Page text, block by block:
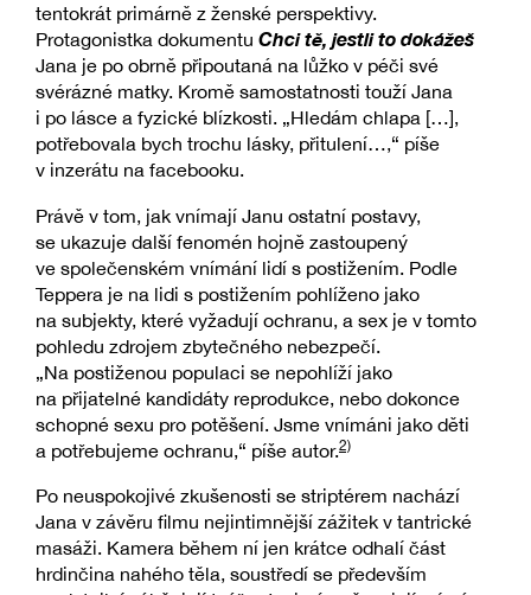
tentokrát primárně z ženské perspektivy.
Protagonistka dokumentu Chci tě, jestli to dokážeš
Jana je po obrně připoutaná na lůžko v péči své
svérázné matky. Kromě samostatnosti touží Jana
i po lásce a fyzické blízkosti. „Hledám chlapa […],
potřebovala bych trochu lásky, přitulení…,“ píše
v inzerátu na facebooku.
Právě v tom, jak vnímají Janu ostatní postavy,
se ukazuje další fenomén hojně zastoupený
ve společenském vnímání lidí s postižením. Podle
Teppera je na lidi s postižením pohlíženo jako
na subjekty, které vyžadují ochranu, a sex je v tomto
pohledu zdrojem zbytečného nebezpečí.
„Na postiženou populaci se nepohlíží jako
na přijatelné kandidáty reprodukce, nebo dokonce
schopné sexu pro potěšení. Jsme vnímáni jako děti
a potřebujeme ochranu,“ píše autor.2)
Po neuspokojivé zkušenosti se striptérem nachází
Jana v závěru filmu nejintimnější zážitek v tantrické
masáži. Kamera během ní jen krátce odhalí část
hrdinčina nahého těla, soustředí se především